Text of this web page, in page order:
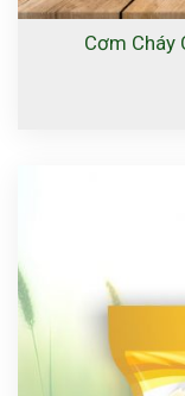
Cơm Cháy